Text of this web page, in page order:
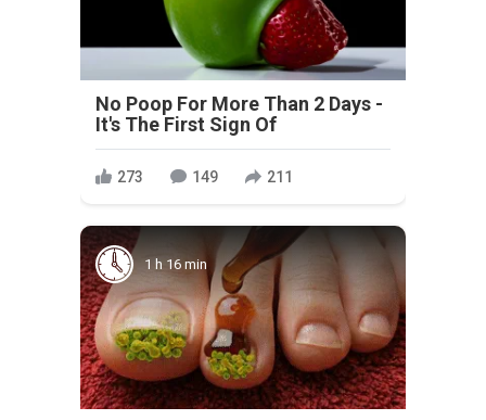
No Poop For More Than 2 Days -
It's The First Sign Of
273 149 211
1 h 16 min